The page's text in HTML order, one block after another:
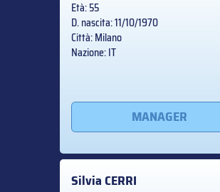
Età: 55
D. nascita: 11/10/1970
Città: Milano
Nazione: IT
MANAGER
SilviaCERRI